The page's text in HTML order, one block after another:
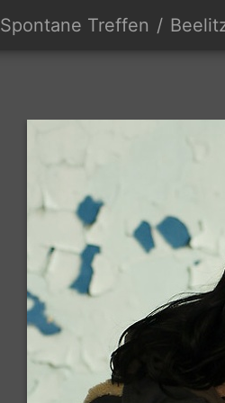
Spontane Treffen